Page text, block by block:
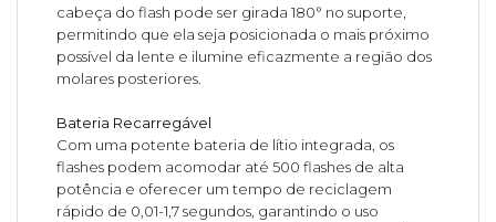
cabeça do flash pode ser girada 180° no suporte,
permitindo que ela seja posicionada o mais próximo
possível da lente e ilumine eficazmente a região dos
molares posteriores.
Bateria Recarregável
Com uma potente bateria de lítio integrada, os
flashes podem acomodar até 500 flashes de alta
potência e oferecer um tempo de reciclagem
rápido de 0,01-1,7 segundos, garantindo o uso